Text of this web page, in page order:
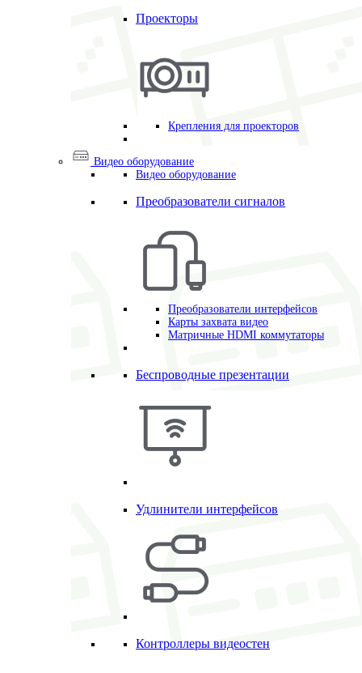
Проекторы
Крепления для проекторов
Видео оборудование
Видео оборудование
Преобразователи сигналов
Преобразователи интерфейсов
Карты захвата видео
Матричные HDMI коммутаторы
Беспроводные презентации
Удлинители интерфейсов
Контроллеры видеостен